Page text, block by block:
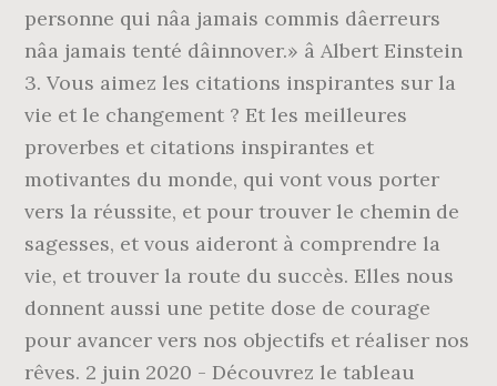
personne qui nâa jamais commis dâerreurs
nâa jamais tenté dâinnover.» â Albert Einstein
3. Vous aimez les citations inspirantes sur la
vie et le changement ? Et les meilleures
proverbes et citations inspirantes et
motivantes du monde, qui vont vous porter
vers la réussite, et pour trouver le chemin de
sagesses, et vous aideront à comprendre la
vie, et trouver la route du succès. Elles nous
donnent aussi une petite dose de courage
pour avancer vers nos objectifs et réaliser nos
rêves. 2 juin 2020 - Découvrez le tableau